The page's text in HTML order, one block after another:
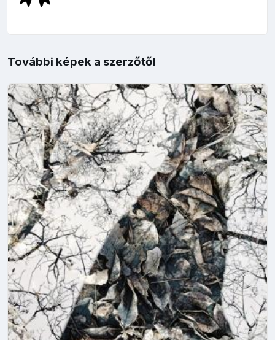
További képek a szerzőtől